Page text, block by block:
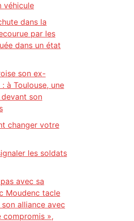
véhicule
dans la
par les
dans un état
son ex-
à Toulouse, une
son
changer votre
les soldats
avec sa
Moudenc tacle
alliance avec
compromis »,